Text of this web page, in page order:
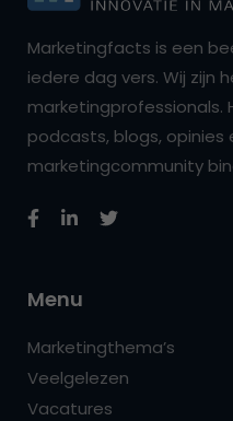
Marketingfacts is een
iedere dag vers. Wij zijn
marketingprofessionals.
podcasts, blogs, opinies
marketingcommunity
Menu
Marketingthema’s
Veelgelezen
Vacatures